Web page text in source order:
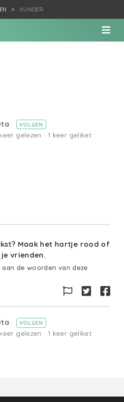
VLINDER
VOLGEN
gelezen · 1 keer geliket
Maak het hartje rood of
vrienden.
de woorden van deze
VOLGEN
keer gelezen · 1 keer geliket